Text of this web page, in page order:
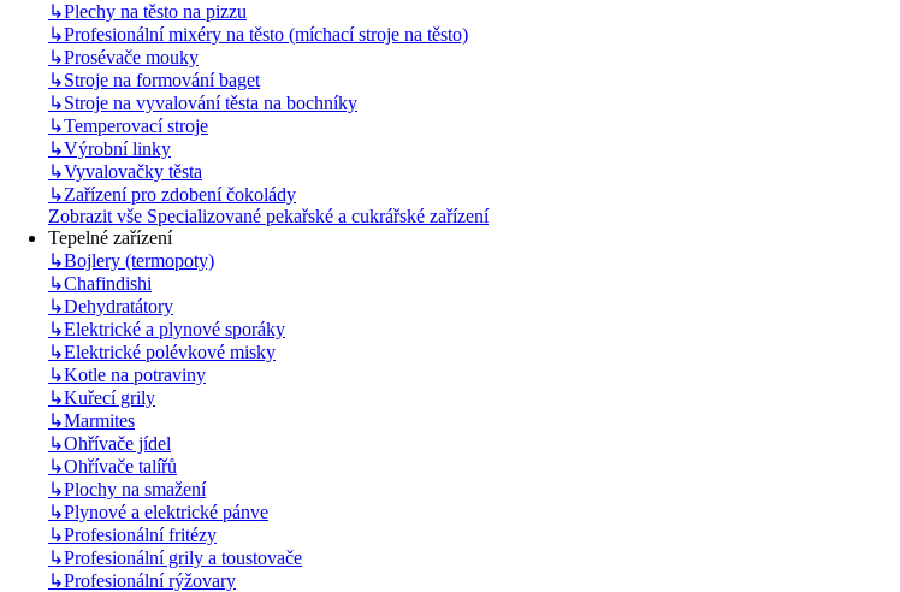
↳Plechy na těsto na pizzu
↳Profesionální mixéry na těsto (míchací stroje na těsto)
↳Prosévače mouky
↳Stroje na formování baget
↳Stroje na vyvalování těsta na bochníky
↳Temperovací stroje
↳Výrobní linky
↳Vyvalovačky těsta
↳Zařízení pro zdobení čokolády
Zobrazit vše Specializované pekařské a cukrářské zařízení
Tepelné zařízení
↳Bojlery (termopoty)
↳Chafindishi
↳Dehydratátory
↳Elektrické a plynové sporáky
↳Elektrické polévkové misky
↳Kotle na potraviny
↳Kuřecí grily
↳Marmites
↳Ohřívače jídel
↳Ohřívače talířů
↳Plochy na smažení
↳Plynové a elektrické pánve
↳Profesionální fritézy
↳Profesionální grily a toustovače
↳Profesionální rýžovary